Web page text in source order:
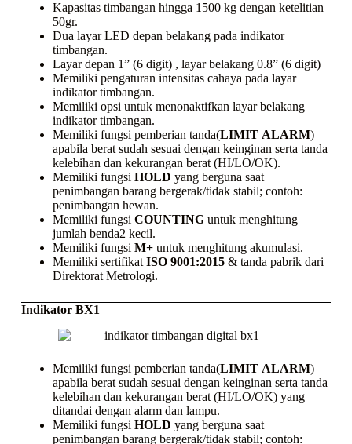
Kapasitas timbangan hingga 1500 kg dengan ketelitian
50gr.
Dua layar LED depan belakang pada indikator
timbangan.
Layar depan 1” (6 digit) , layar belakang 0.8” (6 digit)
Memiliki pengaturan intensitas cahaya pada layar
indikator timbangan.
Memiliki opsi untuk menonaktifkan layar belakang
indikator timbangan.
Memiliki fungsi pemberian tanda(LIMIT ALARM)
apabila berat sudah sesuai dengan keinginan serta tanda
kelebihan dan kekurangan berat (HI/LO/OK).
Memiliki fungsi HOLD yang berguna saat
penimbangan barang bergerak/tidak stabil; contoh:
penimbangan hewan.
Memiliki fungsi COUNTING untuk menghitung
jumlah benda2 kecil.
Memiliki fungsi M+ untuk menghitung akumulasi.
Memiliki sertifikat ISO 9001:2015& tanda pabrik dari
Direktorat Metrologi.
Indikator BX1
Memiliki fungsi pemberian tanda(LIMIT ALARM)
apabila berat sudah sesuai dengan keinginan serta tanda
kelebihan dan kekurangan berat (HI/LO/OK) yang
ditandai dengan alarm dan lampu.
Memiliki fungsi HOLD yang berguna saat
penimbangan barang bergerak/tidak stabil; contoh: